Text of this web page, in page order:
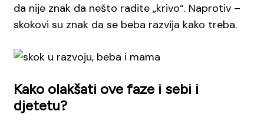
da nije znak da nešto radite „krivo“. Naprotiv –
skokovi su znak da se beba razvija kako treba.
Kako olakšati ove faze i sebi i
djetetu?